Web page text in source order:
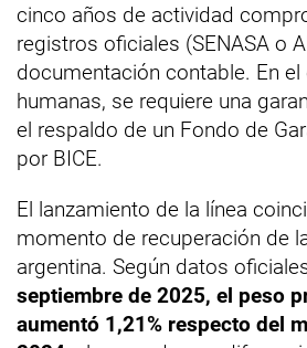
cinco años de actividad
registros oficiales (SENASA o
documentación contable. En
humanas, se requiere una
el respaldo de un Fondo de
por BICE.
El lanzamiento de la línea
momento de recuperación de
argentina. Según datos
septiembre de 2025, el peso
aumentó 1,21% respecto del